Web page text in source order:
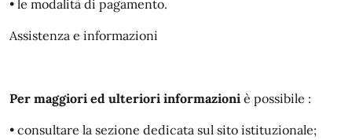
• le modalità di pagamento.
Assistenza e informazioni
Per maggiori ed ulteriori informazioni è possibile :
• consultare la sezione dedicata sul sito istituzionale;